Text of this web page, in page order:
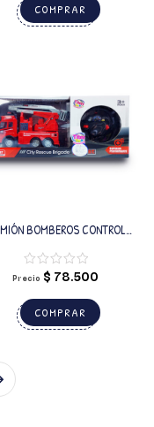
COMPRAR
BOMBEROS CONTROL
REMOTO
Precio $ 78.500
COMPRAR